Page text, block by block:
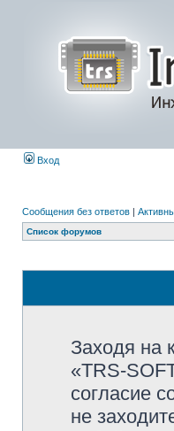
Вход
Сообщения без ответов |
Список форумов
Заходя на
«TRS-
согласие
не